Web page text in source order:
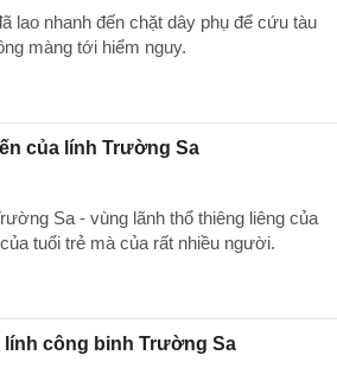
lao nhanh đến chặt dây phụ để cứu tàu
màng tới hiểm nguy.
của lính Trường Sa
Sa - vùng lãnh thổ thiêng liêng của
tuổi trẻ mà của rất nhiều người.
công binh Trường Sa